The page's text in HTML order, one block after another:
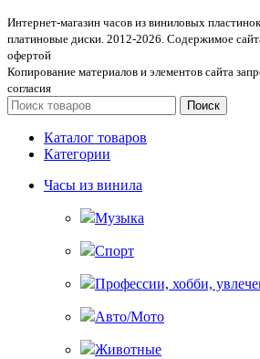
Интернет-магазин часов из виниловых
платиновые диски. 2012-2026. Содержимое
офертой
Копирование материалов и элементов сайта
согласия
Поиск
Каталог товаров
Категории
Часы из винила
Музыка
Спорт
Профессии, хобби,
Авто/Мото
Животные